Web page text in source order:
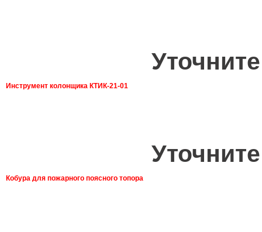
Инструмент колонщика КТИК-21-01
Кобура для пожарного поясного топора